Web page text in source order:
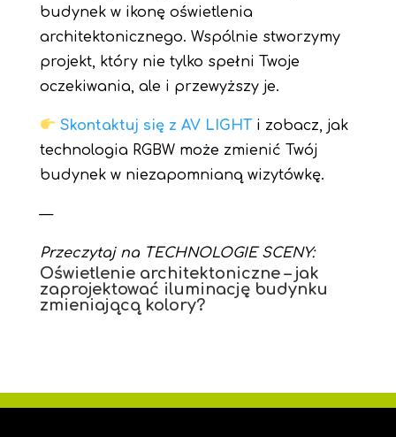
budynek w ikonę oświetlenia
architektonicznego. Wspólnie stworzymy
projekt, który nie tylko spełni Twoje
oczekiwania, ale i przewyższy je.
Skontaktuj się z AV LIGHT i zobacz, jak
technologia RGBW może zmienić Twój
budynek w niezapomnianą wizytówkę.
—
Przeczytaj na TECHNOLOGIE SCENY:
Oświetlenie architektoniczne – jak
zaprojektować iluminację budynku
zmieniającą kolory?